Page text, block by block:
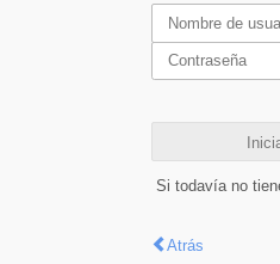
Si todavía no
Atrás